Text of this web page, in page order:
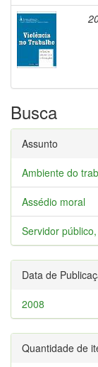
Busca
Assunto
Ambiente do
Assédio moral
Servidor
Data de
2008
Quantidade de